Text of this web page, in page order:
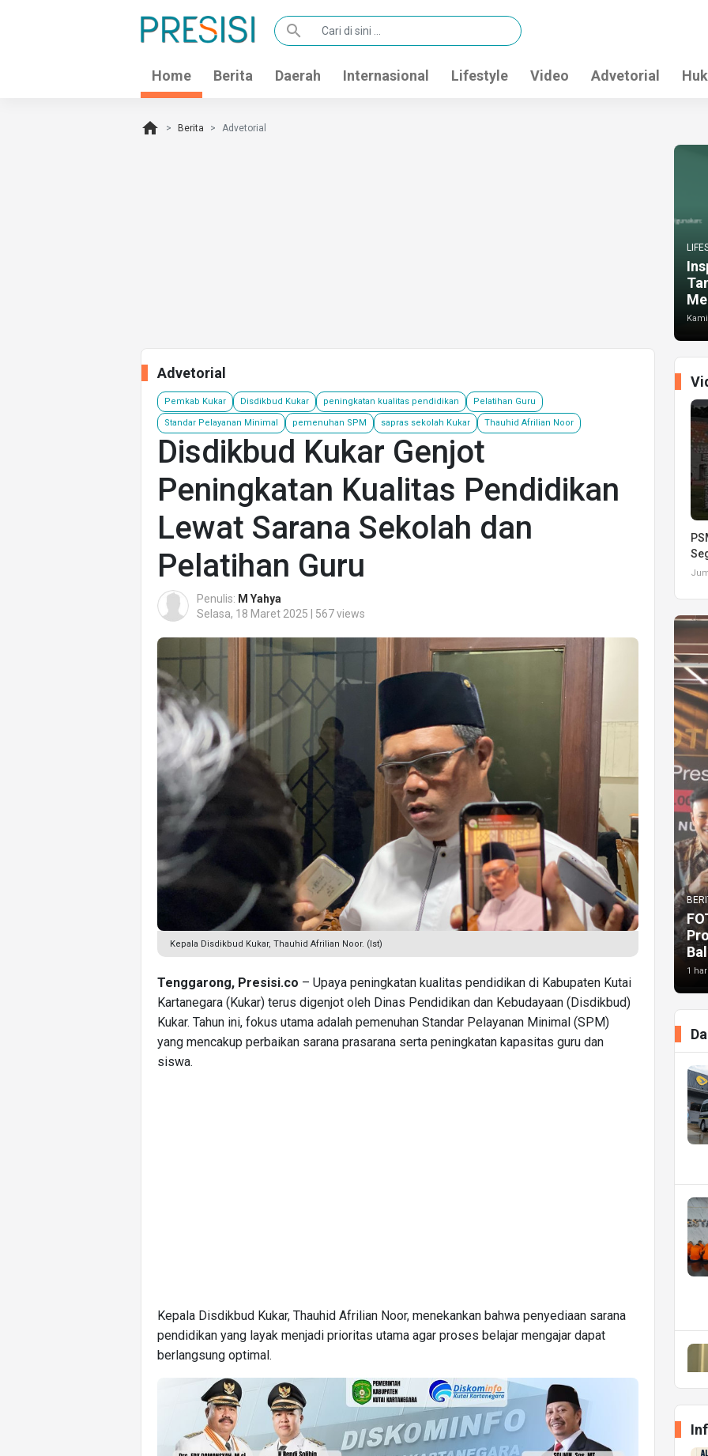
search
Home Berita Daerah Internasional Lifestyle Video Advetorial
home Berita Advetorial
Advetorial
Pemkab Kukar Disdikbud Kukar peningkatan kualitas pendidikan Pelatihan Guru
Standar Pelayanan Minimal pemenuhan SPM sapras sekolah Kukar Thauhid Afrilian Noor
Disdikbud Kukar Genjot
Peningkatan Kualitas Pendidikan
Lewat Sarana Sekolah dan
Pelatihan Guru
Penulis: M Yahya
Selasa, 18 Maret 2025 | 567 views
Kepala Disdikbud Kukar, Thauhid Afrilian Noor. (Ist)
Tenggarong, Presisi.co – Upaya peningkatan kualitas pendidikan di Kabupaten Kutai
Kartanegara (Kukar) terus digenjot oleh Dinas Pendidikan dan Kebudayaan (Disdikbud)
Kukar. Tahun ini, fokus utama adalah pemenuhan Standar Pelayanan Minimal (SPM)
yang mencakup perbaikan sarana prasarana serta peningkatan kapasitas guru dan
siswa.
Kepala Disdikbud Kukar, Thauhid Afrilian Noor, menekankan bahwa penyediaan sarana
pendidikan yang layak menjadi prioritas utama agar proses belajar mengajar dapat
berlangsung optimal.
1